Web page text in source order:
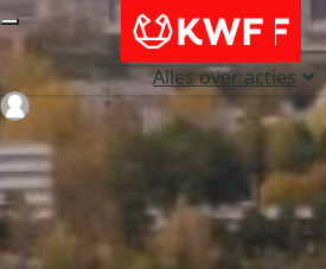
Alles over acties
Login